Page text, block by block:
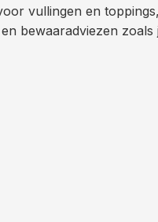
vullingen en
bewaaradviezen zoals